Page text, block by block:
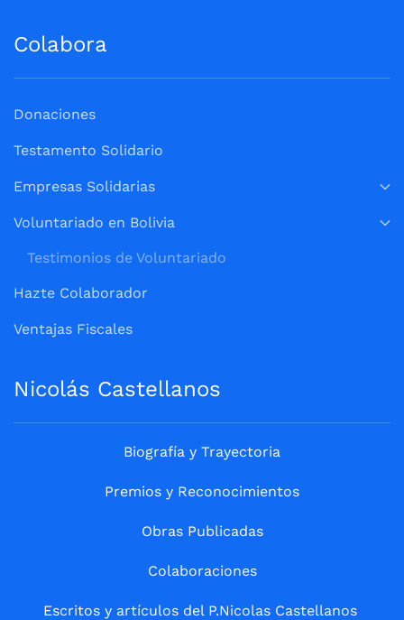
Colabora
Donaciones
Testamento Solidario
Empresas Solidarias
Voluntariado en Bolivia
Testimonios de Voluntariado
Hazte Colaborador
Ventajas Fiscales
Nicolás Castellanos
Biografía y Trayectoria
Premios y Reconocimientos
Obras Publicadas
Colaboraciones
Escritos y artículos del P.Nicolas Castellanos